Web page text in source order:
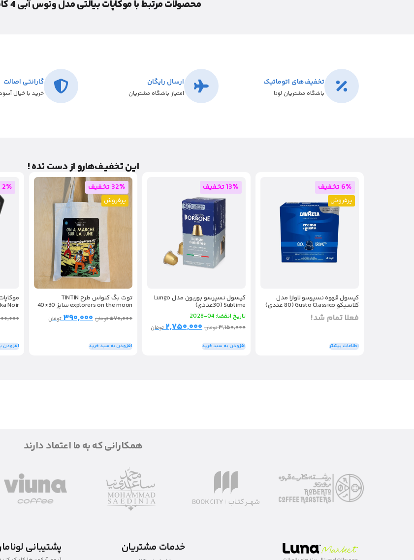
محصولات مرتبط با موکاپات بیالتی مدل ونوس آبی 4 کاپ Venus
تخفیف‌های اتوماتیک
باشگاه مشتریان لونا
ارسال رایگان
امتیاز باشگاه مشتریان
گارانتی اصالت
خرید با خیال
این تخفیـف‌هارو از دست نده !
6٪ تخفیف
پرفروش
کپسول قهوه نسپرسو لاوازا مدل
کلاسیکو Gusto Classico (80 عددی)
فعلا تمام شد!
اطلاعات بیشتر
13٪ تخفیف
کپسول نسپرسو بوربون مدل Lungo
Sublime (30عددی)
تاریخ انقضا: 04-2028
۳,۱۵۰,۰۰۰تومان ۲,۷۵۰,۰۰۰تومان
افزودن به سبد خرید
32٪ تخفیف
پرفروش
توت بگ کنواس طرح TINTIN
explorers on the moon سایز 30*40
۵۷۰,۰۰۰تومان ۳۹۰,۰۰۰تومان
افزودن به سبد خرید
2٪ تخفیف
Noir
افزودن
همکارانی که به ما اعتماد دارند
خدمات مشتریان پشتیبانی